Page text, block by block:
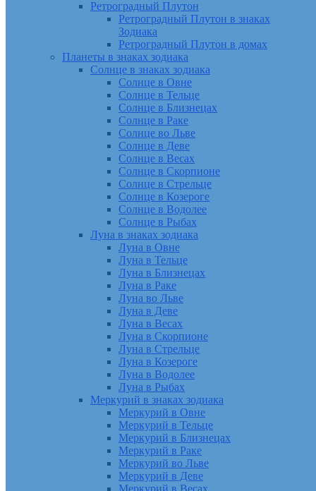
Ретроградный Плутон
Ретроградный Плутон в знаках
Зодиака
Ретроградный Плутон в домах
Планеты в знаках зодиака
Солнце в знаках зодиака
Солнце в Овне
Солнце в Тельце
Солнце в Близнецах
Солнце в Раке
Солнце во Льве
Солнце в Деве
Солнце в Весах
Солнце в Скорпионе
Солнце в Стрельце
Солнце в Козероге
Солнце в Водолее
Солнце в Рыбах
Луна в знаках зодиака
Луна в Овне
Луна в Тельце
Луна в Близнецах
Луна в Раке
Луна во Льве
Луна в Деве
Луна в Весах
Луна в Скорпионе
Луна в Стрельце
Луна в Козероге
Луна в Водолее
Луна в Рыбах
Меркурий в знаках зодиака
Меркурий в Овне
Меркурий в Тельце
Меркурий в Близнецах
Меркурий в Раке
Меркурий во Льве
Меркурий в Деве
Меркурий в Весах